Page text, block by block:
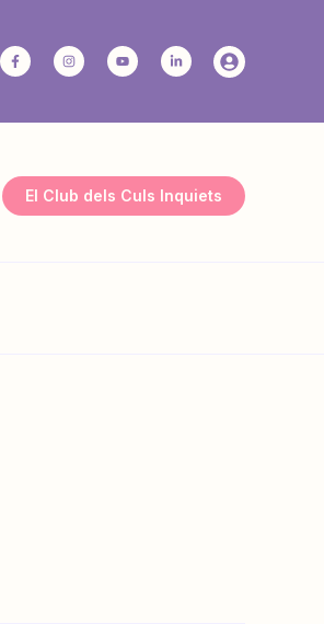
El Club dels Culs Inquiets